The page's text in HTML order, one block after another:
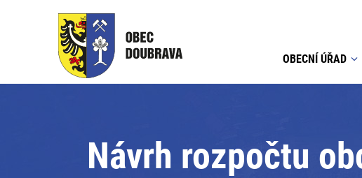
OBECNÍ ÚŘAD
Návrh rozpočtu